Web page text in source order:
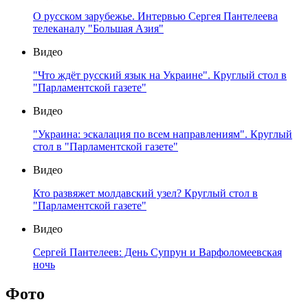
О русском зарубежье. Интервью Сергея Пантелеева
телеканалу "Большая Азия"
Видео
"Что ждёт русский язык на Украине". Круглый стол в
"Парламентской газете"
Видео
"Украина: эскалация по всем направлениям". Круглый
стол в "Парламентской газете"
Видео
Кто развяжет молдавский узел? Круглый стол в
"Парламентской газете"
Видео
Сергей Пантелеев: День Супрун и Варфоломеевская
ночь
Фото